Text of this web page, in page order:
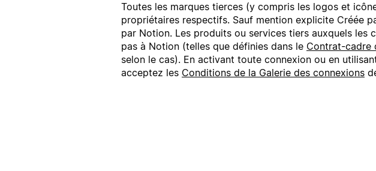
Toutes les marques tierces (y compris les logos et
propriétaires respectifs. Sauf mention explicite Créée
par Notion. Les produits ou services tiers auxquels les
pas à Notion (telles que définies dans le Contrat-cadre
selon le cas). En activant toute connexion ou en
acceptez les Conditions de la Galerie des connexions